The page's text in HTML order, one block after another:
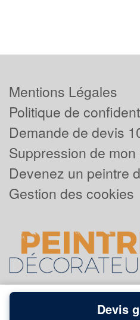
Mentions Légales
Politique de
Demande de devis
Suppression de
Devenez un peintre
Gestion des cookies
Powered by
Devis